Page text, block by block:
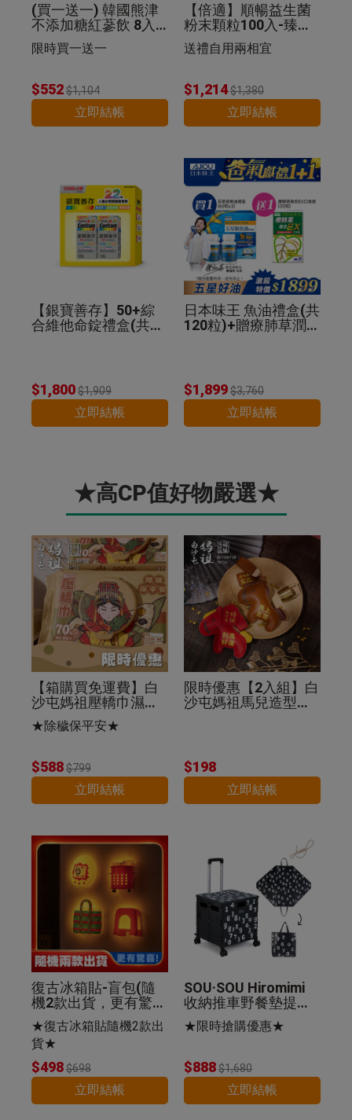
(買一送一) 韓國熊津
不添加糖紅蔘飲 8入
组
限時買一送一
$552$1,104
立即結帳
【倍適】順暢益生菌
粉末顆粒100入-臻愛
限定版禮盒
送禮自用兩相宜
$1,214$1,380
立即結帳
【銀寶善存】50+綜
合維他命錠禮盒(共26
$1,800$1,909
立即結帳
日本味王 魚油禮盒(共
120粒)+贈療肺草潤喉
$1,899$3,760
立即結帳
★高CP值好物嚴選★
【箱購買免運費】白
沙屯媽祖壓轎巾濕紙
巾70抽(24入組)除穢
保平安
★除穢保平安★
$588$799
立即結帳
限時優惠【2入組】白
沙屯媽祖馬兒造型皮
$198
立即結帳
復古冰箱貼-盲包(隨
機2款出貨，更有驚
喜)
★復古冰箱貼隨機2款出
貨★
$498$698
立即結帳
SOU·SOU Hiromimi
收納推車野餐墊提袋
組-SO-SU-U十數昆
★限時搶購優惠★
$888$1,680
立即結帳